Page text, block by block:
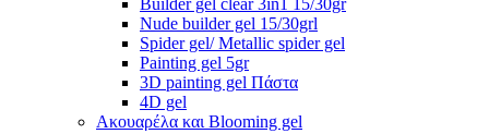
Builder gel clear 3in1 15/30gr
Nude builder gel 15/30grl
Spider gel/ Metallic spider gel
Painting gel 5gr
3D painting gel Πάστα
4D gel
Ακουαρέλα και Blooming gel